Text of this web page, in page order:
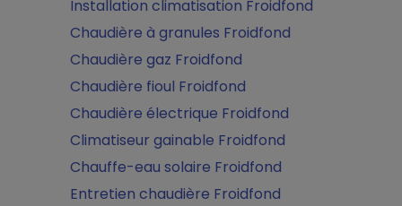
Installation climatisation Froidfond
Chaudière à granules Froidfond
Chaudière gaz Froidfond
Chaudière fioul Froidfond
Chaudière électrique Froidfond
Climatiseur gainable Froidfond
Chauffe-eau solaire Froidfond
Entretien chaudière Froidfond